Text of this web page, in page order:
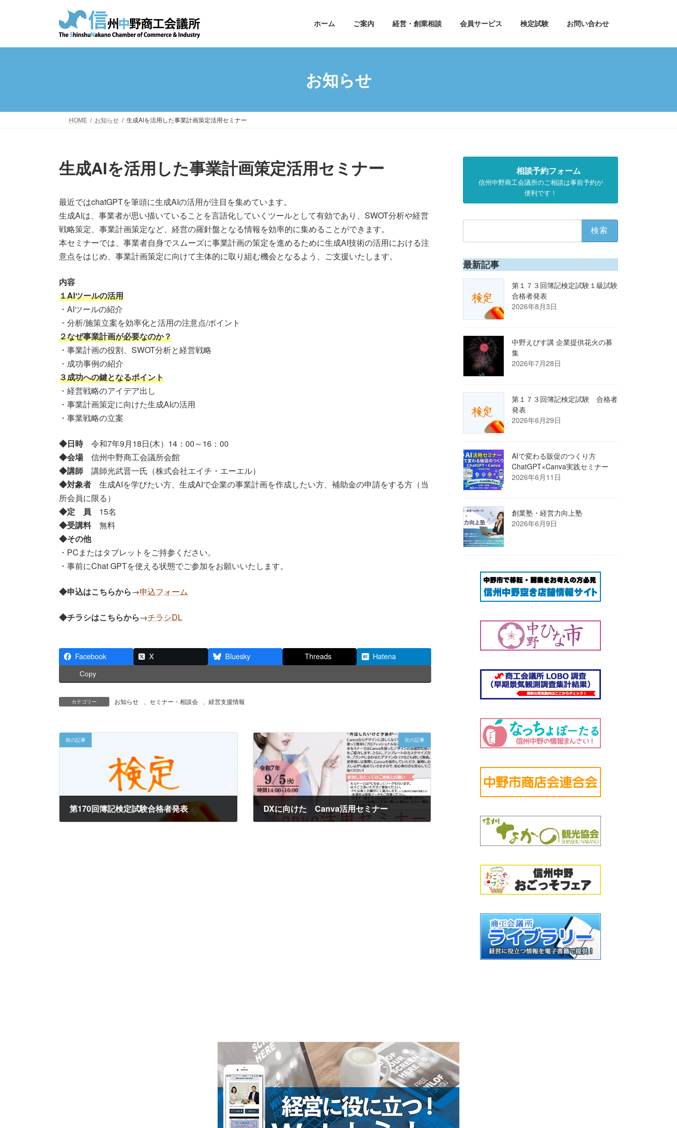
プ
動
ホーム ご案内 経営・創業相談 会員サービス 検定試験 お問い合わせ
お知らせ
HOME お知らせ 生成AIを活用した事業計画策定活用セミナー
生成AIを活用した事業計画策定活用セミナー
最近ではchatGPTを筆頭に生成AIの活用が注目を集めています。
生成AIは、事業者が思い描いていることを言語化していくツールとして有効であり、SWOT分析や経営
戦略策定、事業計画策定など、経営の羅針盤となる情報を効率的に集めることができます。
本セミナーでは、事業者自身でスムーズに事業計画の策定を進めるために生成AI技術の活用における注
意点をはじめ、事業計画策定に向けて主体的に取り組む機会となるよう、ご支援いたします。
内容
１AIツールの活用
・AIツールの紹介
・分析/施策立案を効率化と活用の注意点/ポイント
２なぜ事業計画が必要なのか？
・事業計画の役割、SWOT分析と経営戦略
・成功事例の紹介
３成功への鍵となるポイント
・経営戦略のアイデア出し
・事業計画策定に向けた生成AIの活用
・事業戦略の立案
◆日時令和7年9月18日(木）14：00～16：00
◆会場信州中野商工会議所会館
◆講師 講師光武晋一氏（株式会社エイチ・エーエル）
◆対象者 生成AIを学びたい方、生成AIで企業の事業計画を作成したい方、補助金の申請をする方（当
所会員に限る）
◆定 員 15名
◆受講料無料
◆その他
・PCまたはタブレットをご持参ください。
・事前にChat GPTを使える状態でご参加をお願いいたします。
◆申込はこちらから→申込フォーム
◆チラシはこちらから→チラシDL
Facebook X Bluesky Threads Hatena
Copy
カテゴリー お知らせ セミナー・相談会 、経営支援情報
前の記事
第170回簿記検定試験合格者発表
次の記事
DXに向けた Canva活用セミナー
相談予約フォーム
信州中野商工会議所のご相談は事前予約が
便利です！
最新記事
第１７３回簿記検定試験１級試験
合格者発表
2026年8月3日
中野えびす講 企業提供花火の募
集
2026年7月28日
第１７３回簿記検定試験 合格者
発表
2026年6月29日
AIで変わる販促のつくり方
ChatGPT×Canva実践セミナー
2026年6月11日
創業塾・経営力向上塾
2026年6月9日